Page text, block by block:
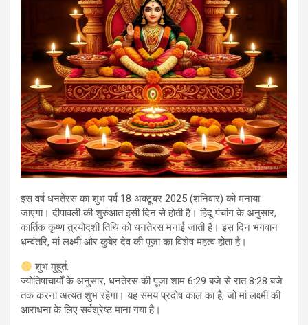
इस वर्ष धनतेरस का शुभ पर्व 18 अक्टूबर 2025 (शनिवार) को मनाया
जाएगा। दीपावली की शुरुआत इसी दिन से होती है। हिंदू पंचांग के अनुसार,
कार्तिक कृष्ण त्रयोदशी तिथि को धनतेरस मनाई जाती है। इस दिन भगवान
धन्वंतरि, मां लक्ष्मी और कुबेर देव की पूजा का विशेष महत्व होता है।
शुभ मुहूर्त:
ज्योतिषाचार्यों के अनुसार, धनतेरस की पूजा शाम 6:29 बजे से रात 8:28 बजे
तक करना अत्यंत शुभ रहेगा। यह समय प्रदोष काल का है, जो मां लक्ष्मी की
आराधना के लिए सर्वश्रेष्ठ माना गया है।